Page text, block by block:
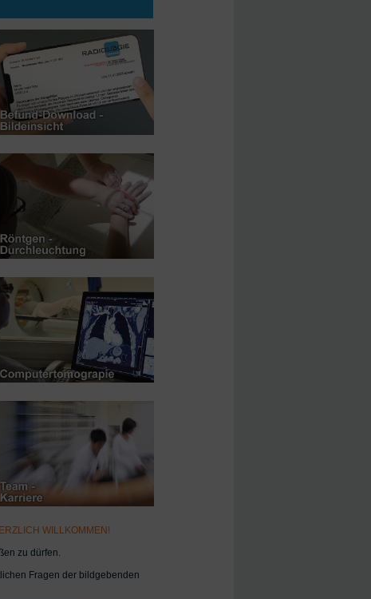
WILLKOMMEN!
zu dürfen.
Fragen der bildgebenden